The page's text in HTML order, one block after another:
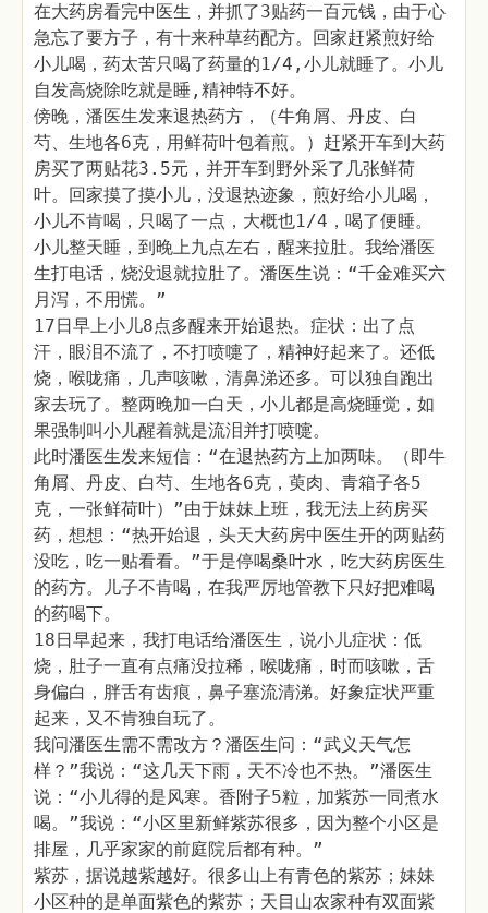
在大药房看完中医生，并抓了3贴药一百元钱，由于心
急忘了要方子，有十来种草药配方。回家赶紧煎好给
小儿喝，药太苦只喝了药量的1/4,小儿就睡了。小儿
自发高烧除吃就是睡,精神特不好。
傍晚，潘医生发来退热药方，（牛角屑、丹皮、白
芍、生地各6克，用鲜荷叶包着煎。）赶紧开车到大药
房买了两贴花3.5元，并开车到野外采了几张鲜荷
叶。回家摸了摸小儿，没退热迹象，煎好给小儿喝，
小儿不肯喝，只喝了一点，大概也1/4，喝了便睡。
小儿整天睡，到晚上九点左右，醒来拉肚。我给潘医
生打电话，烧没退就拉肚了。潘医生说：“千金难买六
月泻，不用慌。”
17日早上小儿8点多醒来开始退热。症状：出了点
汗，眼泪不流了，不打喷嚏了，精神好起来了。还低
烧，喉咙痛，几声咳嗽，清鼻涕还多。可以独自跑出
家去玩了。整两晚加一白天，小儿都是高烧睡觉，如
果强制叫小儿醒着就是流泪并打喷嚏。
此时潘医生发来短信：“在退热药方上加两味。（即牛
角屑、丹皮、白芍、生地各6克，萸肉、青箱子各5
克，一张鲜荷叶）”由于妹妹上班，我无法上药房买
药，想想：“热开始退，头天大药房中医生开的两贴药
没吃，吃一贴看看。”于是停喝桑叶水，吃大药房医生
的药方。儿子不肯喝，在我严厉地管教下只好把难喝
的药喝下。
18日早起来，我打电话给潘医生，说小儿症状：低
烧，肚子一直有点痛没拉稀，喉咙痛，时而咳嗽，舌
身偏白，胖舌有齿痕，鼻子塞流清涕。好象症状严重
起来，又不肯独自玩了。
我问潘医生需不需改方？潘医生问：“武义天气怎
样？”我说：“这几天下雨，天不冷也不热。”潘医生
说：“小儿得的是风寒。香附子5粒，加紫苏一同煮水
喝。”我说：“小区里新鲜紫苏很多，因为整个小区是
排屋，几乎家家的前庭院后都有种。”
紫苏，据说越紫越好。很多山上有青色的紫苏；妹妹
小区种的是单面紫色的紫苏；天目山农家种有双面紫